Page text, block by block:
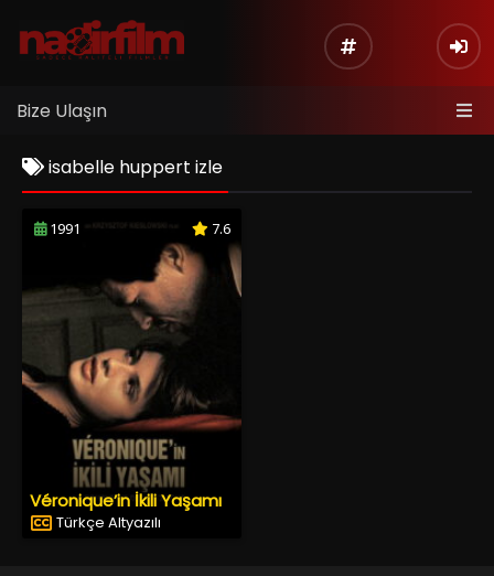
Bize Ulaşın
isabelle huppert izle
1991 7.6
Véronique’in İkili Yaşamı
Türkçe Altyazılı